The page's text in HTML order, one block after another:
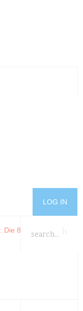
LOG IN
82. Filmfestspiele von